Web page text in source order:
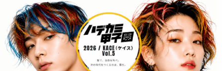
マイページ（ログイン）
お問い合わせ
お買い物ガイド